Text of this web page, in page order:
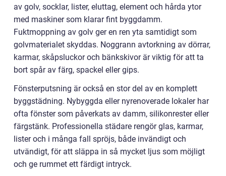
av golv, socklar, lister, eluttag, element och hårda ytor
med maskiner som klarar fint byggdamm.
Fuktmoppning av golv ger en ren yta samtidigt som
golvmaterialet skyddas. Noggrann avtorkning av dörrar,
karmar, skåpsluckor och bänkskivor är viktig för att ta
bort spår av färg, spackel eller gips.
Fönsterputsning är också en stor del av en komplett
byggstädning. Nybyggda eller nyrenoverade lokaler har
ofta fönster som påverkats av damm, silikonrester eller
färgstänk. Professionella städare rengör glas, karmar,
lister och i många fall spröjs, både invändigt och
utvändigt, för att släppa in så mycket ljus som möjligt
och ge rummet ett färdigt intryck.